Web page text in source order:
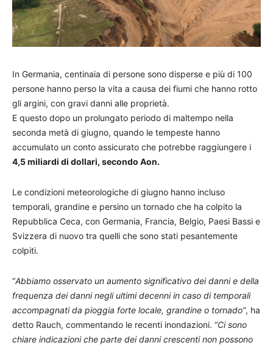
In Germania, centinaia di persone sono disperse e più di 100
persone hanno perso la vita a causa dei fiumi che hanno rotto
gli argini, con gravi danni alle proprietà.
E questo dopo un prolungato periodo di maltempo nella
seconda metà di giugno, quando le tempeste hanno
accumulato un conto assicurato che potrebbe raggiungere i
4,5 miliardi di dollari, secondo Aon.
Le condizioni meteorologiche di giugno hanno incluso
temporali, grandine e persino un tornado che ha colpito la
Repubblica Ceca, con Germania, Francia, Belgio, Paesi Bassi e
Svizzera di nuovo tra quelli che sono stati pesantemente
colpiti.
“Abbiamo osservato un aumento significativo dei danni e della
frequenza dei danni negli ultimi decenni in caso di temporali
accompagnati da pioggia forte locale, grandine o tornado”, ha
detto Rauch, commentando le recenti inondazioni. “Ci sono
chiare indicazioni che parte dei danni crescenti non possono